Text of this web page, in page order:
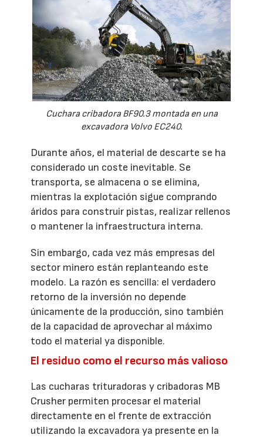
Cuchara cribadora BF90.3 montada en una
excavadora Volvo EC240.
Durante años, el material de descarte se ha
considerado un coste inevitable. Se
transporta, se almacena o se elimina,
mientras la explotación sigue comprando
áridos para construir pistas, realizar rellenos
o mantener la infraestructura interna.
Sin embargo, cada vez más empresas del
sector minero están replanteando este
modelo. La razón es sencilla: el verdadero
retorno de la inversión no depende
únicamente de la producción, sino también
de la capacidad de aprovechar al máximo
todo el material ya disponible.
El residuo como el recurso más valioso
Las cucharas trituradoras y cribadoras MB
Crusher permiten procesar el material
directamente en el frente de extracción
utilizando la excavadora ya presente en la